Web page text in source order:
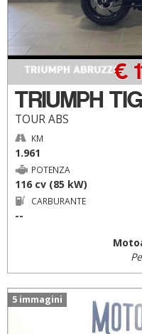
TRIUMPH
TOUR ABS
€
KM
1.961
POTENZA
116 cv (85 kW)
CARBURANTE
--
5 immagini